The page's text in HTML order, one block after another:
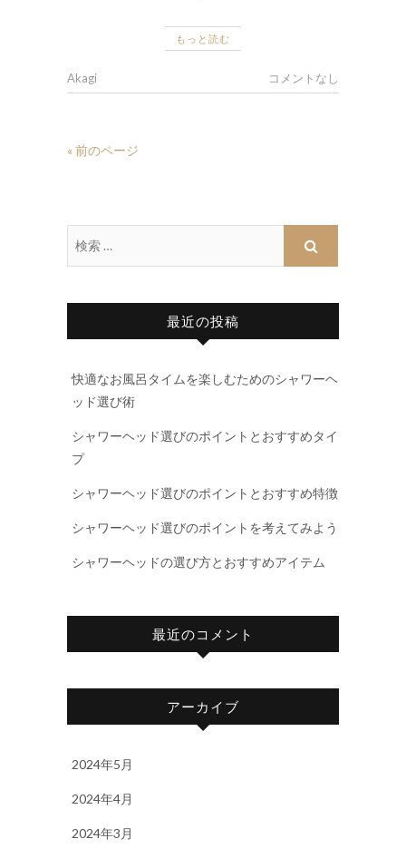
もっと読む
Akagi コメントなし
« 前のページ
最近の投稿
快適なお風呂タイムを楽しむためのシャワーヘ
ッド選び術
シャワーヘッド選びのポイントとおすすめタイ
プ
シャワーヘッド選びのポイントとおすすめ特徴
シャワーヘッド選びのポイントを考えてみよう
シャワーヘッドの選び方とおすすめアイテム
最近のコメント
アーカイブ
2024年5月
2024年4月
2024年3月